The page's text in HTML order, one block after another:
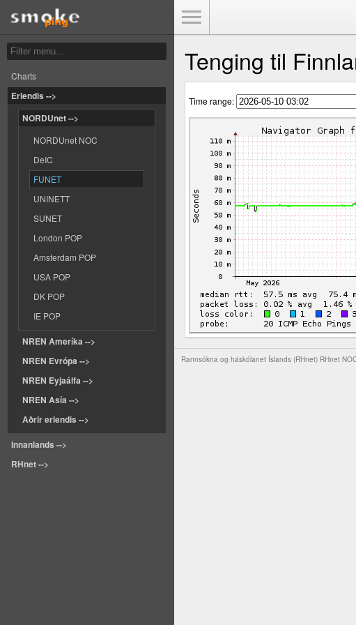
Charts
Erlendis -->
NORDUnet -->
NORDUnet NOC
DeIC
FUNET
UNINETT
SUNET
London POP
Amsterdam POP
USA POP
DK POP
IE POP
NREN Ameríka -->
NREN Evrópa -->
NREN Eyjaálfa -->
NREN Asía -->
Aðrir erlendis -->
Innanlands -->
RHnet -->
Tenging til
Time range:
Rannsókna og háskólanet Íslands (RHnet) RHnet